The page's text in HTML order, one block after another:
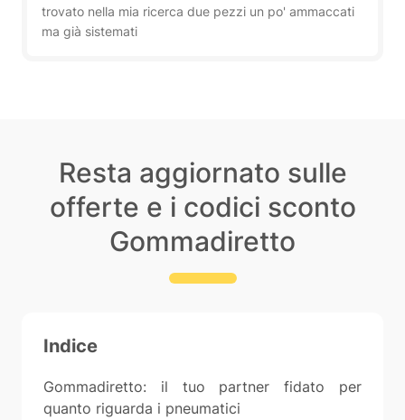
trovato nella mia ricerca due pezzi un po' ammaccati
ma già sistemati
Resta aggiornato sulle
offerte e i codici sconto
Gommadiretto
Indice
Gommadiretto: il tuo partner fidato per
quanto riguarda i pneumatici